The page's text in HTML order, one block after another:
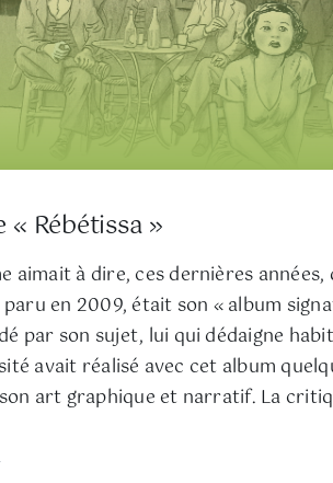
Rébétissa »
aimait à dire, ces dernières années,
en 2009, était son « album
par son sujet, lui qui dédaigne
avait réalisé avec cet album
art graphique et narratif. La